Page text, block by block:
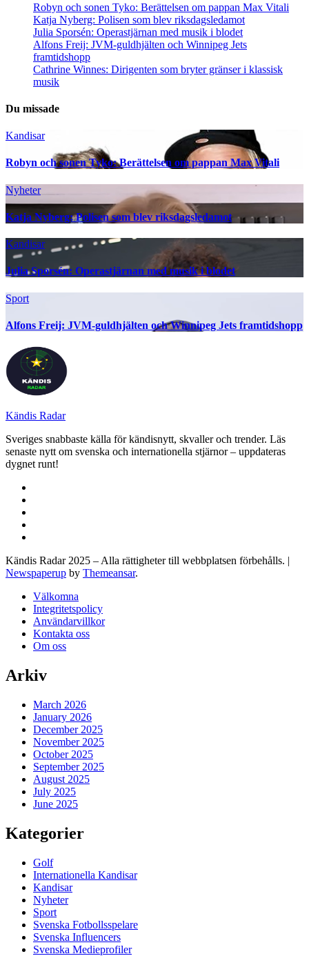
Robyn och sonen Tyko: Berättelsen om pappan Max Vitali
Katja Nyberg: Polisen som blev riksdagsledamot
Julia Sporsén: Operastjärnan med musik i blodet
Alfons Freij: JVM-guldhjälten och Winnipeg Jets
framtidshopp
Cathrine Winnes: Dirigenten som bryter gränser i klassisk
musik
Du missade
Kandisar
Robyn och sonen Tyko: Berättelsen om pappan Max Vitali
Nyheter
Katja Nyberg: Polisen som blev riksdagsledamot
Kandisar
Julia Sporsén: Operastjärnan med musik i blodet
Sport
Alfons Freij: JVM-guldhjälten och Winnipeg Jets framtidshopp
Kändis Radar
Sveriges snabbaste källa för kändisnytt, skvaller och trender. Läs
senaste nytt om svenska och internationella stjärnor – uppdateras
dygnet runt!
Kändis Radar 2025 – Alla rättigheter till webbplatsen förbehålls. |
Newspaperup by Themeansar.
Välkomna
Integritetspolicy
Användarvillkor
Kontakta oss
Om oss
Arkiv
March 2026
January 2026
December 2025
November 2025
October 2025
September 2025
August 2025
July 2025
June 2025
Kategorier
Golf
Internationella Kandisar
Kandisar
Nyheter
Sport
Svenska Fotbollsspelare
Svenska Influencers
Svenska Medieprofiler